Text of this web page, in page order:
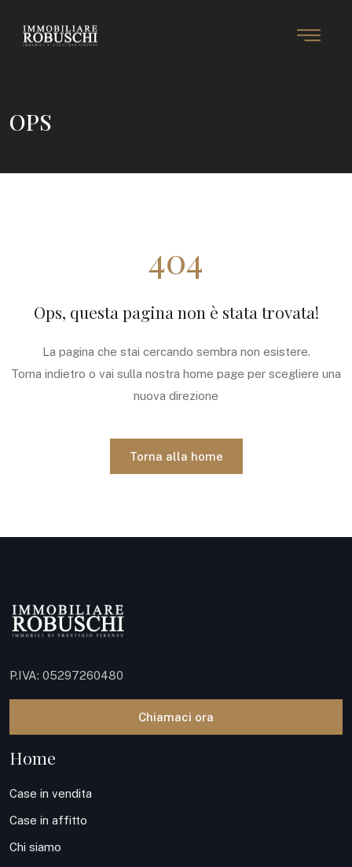
OPS
404
Ops, questa pagina non è stata trovata!
La pagina che stai cercando sembra non esistere.
Torna indietro o vai sulla nostra home page per scegliere una
nuova direzione
Torna alla home
P.IVA: 05297260480
Chiamaci ora
Home
Case in vendita
Case in affitto
Chi siamo